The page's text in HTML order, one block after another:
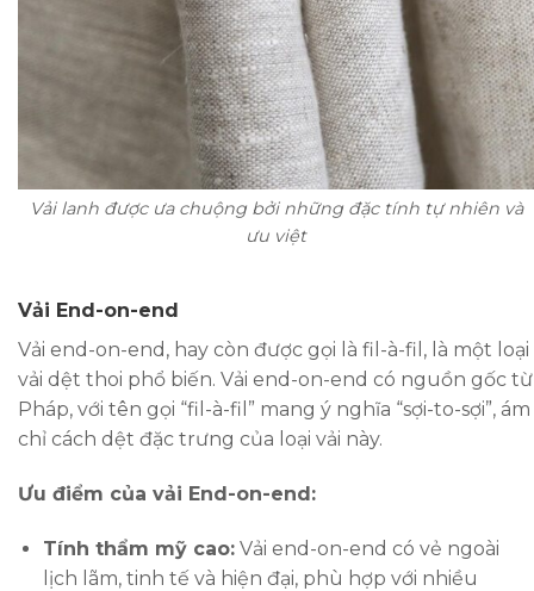
Vải lanh được ưa chuộng bởi những đặc tính tự nhiên và
ưu việt
Vải End-on-end
Vải end-on-end, hay còn được gọi là fil-à-fil, là một loại
vải dệt thoi phổ biến. Vải end-on-end có nguồn gốc từ
Pháp, với tên gọi “fil-à-fil” mang ý nghĩa “sợi-to-sợi”, ám
chỉ cách dệt đặc trưng của loại vải này.
Ưu điểm của vải End-on-end:
Tính thẩm mỹ cao:Vải end-on-end có vẻ ngoài
lịch lãm, tinh tế và hiện đại, phù hợp với nhiều